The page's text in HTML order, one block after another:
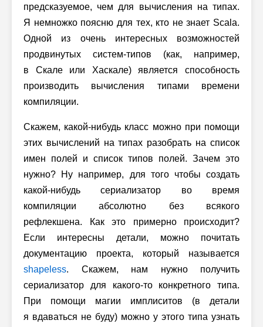
предсказуемое, чем для вычисления на типах.
Я немножко поясню для тех, кто не знает Scala.
Одной из очень интересных возможностей
продвинутых систем-типов (как, например,
в Скале или Хаскале) является способность
производить вычисления типами времени
компиляции.
Скажем, какой-нибудь класс можно при помощи
этих вычислений на типах разобрать на список
имен полей и список типов полей. Зачем это
нужно? Ну например, для того чтобы создать
какой-нибудь сериализатор во время
компиляции абсолютно без всякого
рефлекшена. Как это примерно происходит?
Если интересны детали, можно почитать
документацию проекта, который называется
shapeless. Скажем, нам нужно получить
сериализатор для какого-то конкретного типа.
При помощи магии имплиситов (в детали
я вдаваться не буду) можно у этого типа узнать